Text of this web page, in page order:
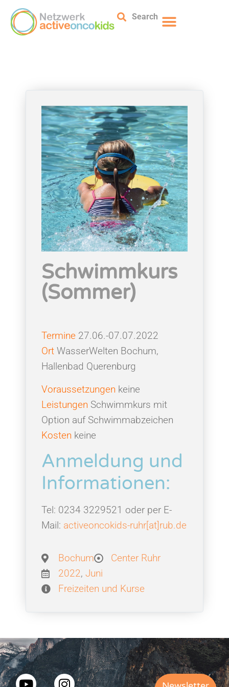
Search
Schwimmkurs
(Sommer)
Termine 27.06.-07.07.2022
Ort WasserWelten Bochum,
Hallenbad Querenburg
Voraussetzungen keine
Leistungen Schwimmkurs mit
Option auf Schwimmabzeichen
Kosten keine
Anmeldung und
Informationen:
Tel: 0234 3229521 oder per E-
Mail: activeoncokids-ruhr[at]rub.de
Bochum
Center Ruhr
2022, Juni
Freizeiten und Kurse